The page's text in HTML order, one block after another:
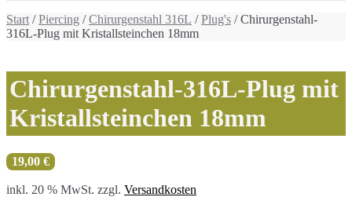
Start /Piercing /Chirurgenstahl 316L /Plug's / Chirurgenstahl-
316L-Plug mit Kristallsteinchen 18mm
Chirurgenstahl-316L-Plug mit
Kristallsteinchen 18mm
19,00 €
inkl. 20 % MwSt. zzgl. Versandkosten